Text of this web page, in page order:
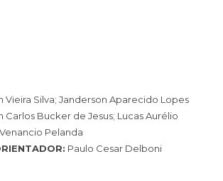
Vieira Silva; Janderson Aparecido Lopes
Carlos Bucker de Jesus; Lucas Aurélio
Pelanda
Paulo Cesar Delboni